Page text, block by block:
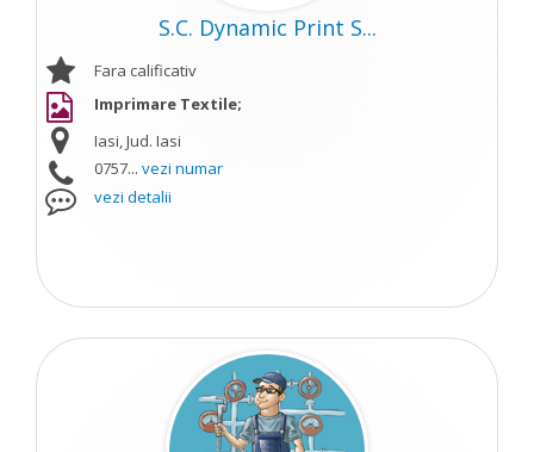
S.C. Dynamic Print S...
Fara calificativ
Imprimare Textile;
Iasi, Jud. Iasi
0757... vezi numar
vezi detalii